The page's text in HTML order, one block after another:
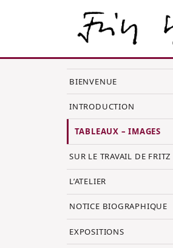
BIENVENUE
INTRODUCTION
TABLEAUX – IMAGES
SUR LE TRAVAIL DE
L’ATELIER
NOTICE BIOGRAPHIQUE
EXPOSITIONS